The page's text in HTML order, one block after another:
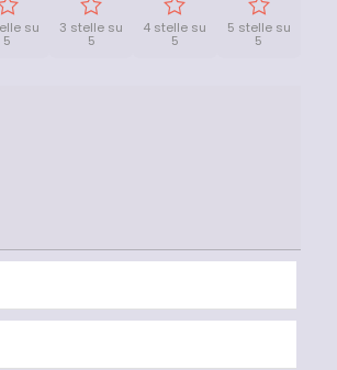
su
5
3 stelle su
5
4 stelle su
5
5 stelle su
5